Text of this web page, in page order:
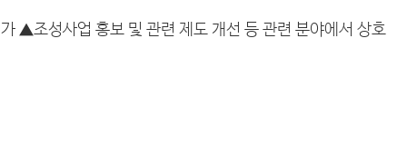
▲조성사업 홍보 및 관련 제도 개선 등 관련 분야에서 상호